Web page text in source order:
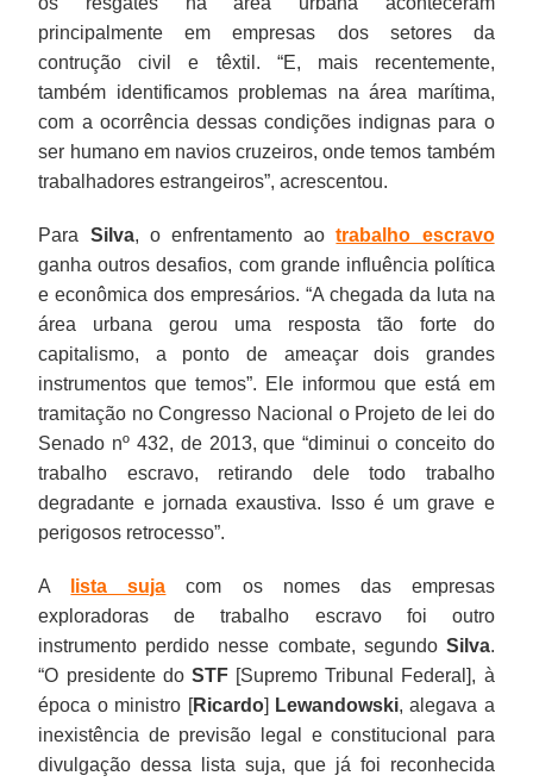
principalmente em empresas dos setores da
contrução civil e têxtil. “E, mais recentemente,
também identificamos problemas na área marítima,
com a ocorrência dessas condições indignas para o
ser humano em navios cruzeiros, onde temos também
trabalhadores estrangeiros”, acrescentou.
Para Silva, o enfrentamento aotrabalho escravo
ganha outros desafios, com grande influência política
e econômica dos empresários. “A chegada da luta na
área urbana gerou uma resposta tão forte do
capitalismo, a ponto de ameaçar dois grandes
instrumentos que temos”. Ele informou que está em
tramitação no Congresso Nacional o Projeto de lei do
Senado nº 432, de 2013, que “diminui o conceito do
trabalho escravo, retirando dele todo trabalho
degradante e jornada exaustiva. Isso é um grave e
perigosos retrocesso”.
A lista suja com os nomes das empresas
exploradoras de trabalho escravo foi outro
instrumento perdido nesse combate, segundo Silva.
“O presidente do STF[Supremo Tribunal Federal], à
época o ministro [Ricardo] Lewandowski, alegava a
inexistência de previsão legal e constitucional para
divulgação dessa lista suja, que já foi reconhecida